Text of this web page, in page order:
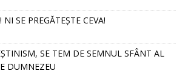
SE PREGĂTEȘTE CEVA!
SE TEM DE SEMNUL SFÂNT AL
DUMNEZEU